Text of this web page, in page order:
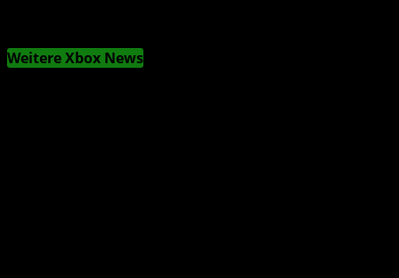
Weitere Xbox News